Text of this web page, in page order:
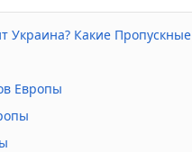
Украина? Какие Пропускные
Европы